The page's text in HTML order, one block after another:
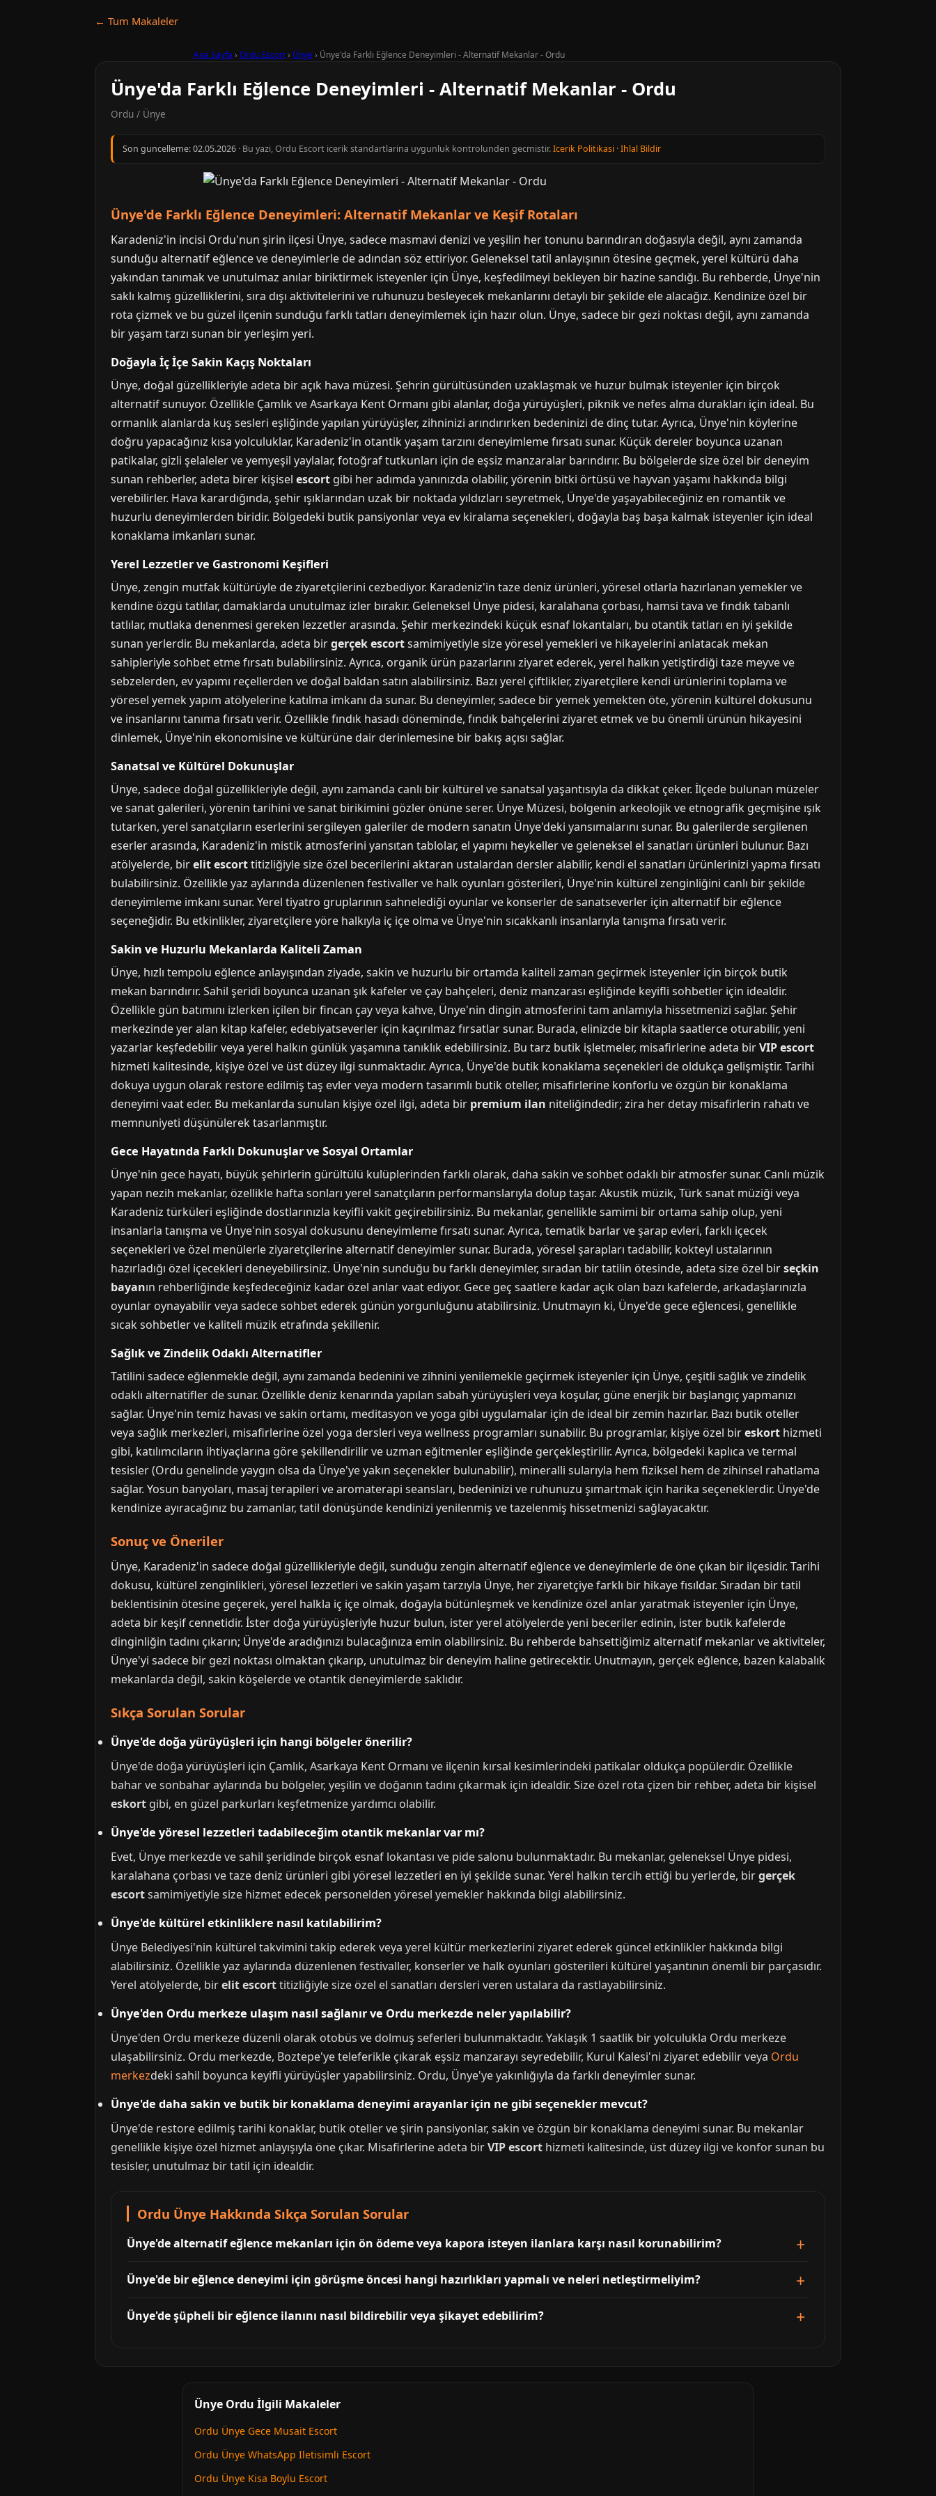
← Tum Makaleler
Ana Sayfa › Ordu Escort› Ünye› Ünye'da Farklı Eğlence Deneyimleri - Alternatif Mekanlar - Ordu
Ünye'da Farklı Eğlence Deneyimleri - Alternatif Mekanlar - Ordu
Ordu / Ünye
Son guncelleme:02.05.2026 · Bu yazi, Ordu Escort icerik standartlarina uygunluk kontrolunden gecmistir.Icerik Politikasi ·Ihlal Bildir
Ünye'de Farklı Eğlence Deneyimleri: Alternatif Mekanlar ve Keşif Rotaları
Karadeniz'in incisi Ordu'nun şirin ilçesi Ünye, sadece masmavi denizi ve yeşilin her tonunu barındıran doğasıyla değil, aynı zamanda
sunduğu alternatif eğlence ve deneyimlerle de adından söz ettiriyor. Geleneksel tatil anlayışının ötesine geçmek, yerel kültürü daha
yakından tanımak ve unutulmaz anılar biriktirmek isteyenler için Ünye, keşfedilmeyi bekleyen bir hazine sandığı. Bu rehberde, Ünye'nin
saklı kalmış güzelliklerini, sıra dışı aktivitelerini ve ruhunuzu besleyecek mekanlarını detaylı bir şekilde ele alacağız. Kendinize özel bir
rota çizmek ve bu güzel ilçenin sunduğu farklı tatları deneyimlemek için hazır olun. Ünye, sadece bir gezi noktası değil, aynı zamanda
bir yaşam tarzı sunan bir yerleşim yeri.
Doğayla İç İçe Sakin Kaçış Noktaları
Ünye, doğal güzellikleriyle adeta bir açık hava müzesi. Şehrin gürültüsünden uzaklaşmak ve huzur bulmak isteyenler için birçok
alternatif sunuyor. Özellikle Çamlık ve Asarkaya Kent Ormanı gibi alanlar, doğa yürüyüşleri, piknik ve nefes alma durakları için ideal. Bu
ormanlık alanlarda kuş sesleri eşliğinde yapılan yürüyüşler, zihninizi arındırırken bedeninizi de dinç tutar. Ayrıca, Ünye'nin köylerine
doğru yapacağınız kısa yolculuklar, Karadeniz'in otantik yaşam tarzını deneyimleme fırsatı sunar. Küçük dereler boyunca uzanan
patikalar, gizli şelaleler ve yemyeşil yaylalar, fotoğraf tutkunları için de eşsiz manzaralar barındırır. Bu bölgelerde size özel bir deneyim
sunan rehberler, adeta birer kişisel escort gibi her adımda yanınızda olabilir, yörenin bitki örtüsü ve hayvan yaşamı hakkında bilgi
verebilirler. Hava karardığında, şehir ışıklarından uzak bir noktada yıldızları seyretmek, Ünye'de yaşayabileceğiniz en romantik ve
huzurlu deneyimlerden biridir. Bölgedeki butik pansiyonlar veya ev kiralama seçenekleri, doğayla baş başa kalmak isteyenler için ideal
konaklama imkanları sunar.
Yerel Lezzetler ve Gastronomi Keşifleri
Ünye, zengin mutfak kültürüyle de ziyaretçilerini cezbediyor. Karadeniz'in taze deniz ürünleri, yöresel otlarla hazırlanan yemekler ve
kendine özgü tatlılar, damaklarda unutulmaz izler bırakır. Geleneksel Ünye pidesi, karalahana çorbası, hamsi tava ve fındık tabanlı
tatlılar, mutlaka denenmesi gereken lezzetler arasında. Şehir merkezindeki küçük esnaf lokantaları, bu otantik tatları en iyi şekilde
sunan yerlerdir. Bu mekanlarda, adeta birgerçek escortsamimiyetiyle size yöresel yemekleri ve hikayelerini anlatacak mekan
sahipleriyle sohbet etme fırsatı bulabilirsiniz. Ayrıca, organik ürün pazarlarını ziyaret ederek, yerel halkın yetiştirdiği taze meyve ve
sebzelerden, ev yapımı reçellerden ve doğal baldan satın alabilirsiniz. Bazı yerel çiftlikler, ziyaretçilere kendi ürünlerini toplama ve
yöresel yemek yapım atölyelerine katılma imkanı da sunar. Bu deneyimler, sadece bir yemek yemekten öte, yörenin kültürel dokusunu
ve insanlarını tanıma fırsatı verir. Özellikle fındık hasadı döneminde, fındık bahçelerini ziyaret etmek ve bu önemli ürünün hikayesini
dinlemek, Ünye'nin ekonomisine ve kültürüne dair derinlemesine bir bakış açısı sağlar.
Sanatsal ve Kültürel Dokunuşlar
Ünye, sadece doğal güzellikleriyle değil, aynı zamanda canlı bir kültürel ve sanatsal yaşantısıyla da dikkat çeker. İlçede bulunan müzeler
ve sanat galerileri, yörenin tarihini ve sanat birikimini gözler önüne serer. Ünye Müzesi, bölgenin arkeolojik ve etnografik geçmişine ışık
tutarken, yerel sanatçıların eserlerini sergileyen galeriler de modern sanatın Ünye'deki yansımalarını sunar. Bu galerilerde sergilenen
eserler arasında, Karadeniz'in mistik atmosferini yansıtan tablolar, el yapımı heykeller ve geleneksel el sanatları ürünleri bulunur. Bazı
atölyelerde, birelit escorttitizliğiyle size özel becerilerini aktaran ustalardan dersler alabilir, kendi el sanatları ürünlerinizi yapma fırsatı
bulabilirsiniz. Özellikle yaz aylarında düzenlenen festivaller ve halk oyunları gösterileri, Ünye'nin kültürel zenginliğini canlı bir şekilde
deneyimleme imkanı sunar. Yerel tiyatro gruplarının sahnelediği oyunlar ve konserler de sanatseverler için alternatif bir eğlence
seçeneğidir. Bu etkinlikler, ziyaretçilere yöre halkıyla iç içe olma ve Ünye'nin sıcakkanlı insanlarıyla tanışma fırsatı verir.
Sakin ve Huzurlu Mekanlarda Kaliteli Zaman
Ünye, hızlı tempolu eğlence anlayışından ziyade, sakin ve huzurlu bir ortamda kaliteli zaman geçirmek isteyenler için birçok butik
mekan barındırır. Sahil şeridi boyunca uzanan şık kafeler ve çay bahçeleri, deniz manzarası eşliğinde keyifli sohbetler için idealdir.
Özellikle gün batımını izlerken içilen bir fincan çay veya kahve, Ünye'nin dingin atmosferini tam anlamıyla hissetmenizi sağlar. Şehir
merkezinde yer alan kitap kafeler, edebiyatseverler için kaçırılmaz fırsatlar sunar. Burada, elinizde bir kitapla saatlerce oturabilir, yeni
yazarlar keşfedebilir veya yerel halkın günlük yaşamına tanıklık edebilirsiniz. Bu tarz butik işletmeler, misafirlerine adeta birVIP escort
hizmeti kalitesinde, kişiye özel ve üst düzey ilgi sunmaktadır. Ayrıca, Ünye'de butik konaklama seçenekleri de oldukça gelişmiştir. Tarihi
dokuya uygun olarak restore edilmiş taş evler veya modern tasarımlı butik oteller, misafirlerine konforlu ve özgün bir konaklama
deneyimi vaat eder. Bu mekanlarda sunulan kişiye özel ilgi, adeta bir premium ilan niteliğindedir; zira her detay misafirlerin rahatı ve
memnuniyeti düşünülerek tasarlanmıştır.
Gece Hayatında Farklı Dokunuşlar ve Sosyal Ortamlar
Ünye'nin gece hayatı, büyük şehirlerin gürültülü kulüplerinden farklı olarak, daha sakin ve sohbet odaklı bir atmosfer sunar. Canlı müzik
yapan nezih mekanlar, özellikle hafta sonları yerel sanatçıların performanslarıyla dolup taşar. Akustik müzik, Türk sanat müziği veya
Karadeniz türküleri eşliğinde dostlarınızla keyifli vakit geçirebilirsiniz. Bu mekanlar, genellikle samimi bir ortama sahip olup, yeni
insanlarla tanışma ve Ünye'nin sosyal dokusunu deneyimleme fırsatı sunar. Ayrıca, tematik barlar ve şarap evleri, farklı içecek
seçenekleri ve özel menülerle ziyaretçilerine alternatif deneyimler sunar. Burada, yöresel şarapları tadabilir, kokteyl ustalarının
hazırladığı özel içecekleri deneyebilirsiniz. Ünye'nin sunduğu bu farklı deneyimler, sıradan bir tatilin ötesinde, adeta size özel birseçkin
bayanın rehberliğinde keşfedeceğiniz kadar özel anlar vaat ediyor. Gece geç saatlere kadar açık olan bazı kafelerde, arkadaşlarınızla
oyunlar oynayabilir veya sadece sohbet ederek günün yorgunluğunu atabilirsiniz. Unutmayın ki, Ünye'de gece eğlencesi, genellikle
sıcak sohbetler ve kaliteli müzik etrafında şekillenir.
Sağlık ve Zindelik Odaklı Alternatifler
Tatilini sadece eğlenmekle değil, aynı zamanda bedenini ve zihnini yenilemekle geçirmek isteyenler için Ünye, çeşitli sağlık ve zindelik
odaklı alternatifler de sunar. Özellikle deniz kenarında yapılan sabah yürüyüşleri veya koşular, güne enerjik bir başlangıç yapmanızı
sağlar. Ünye'nin temiz havası ve sakin ortamı, meditasyon ve yoga gibi uygulamalar için de ideal bir zemin hazırlar. Bazı butik oteller
veya sağlık merkezleri, misafirlerine özel yoga dersleri veya wellness programları sunabilir. Bu programlar, kişiye özel bireskort hizmeti
gibi, katılımcıların ihtiyaçlarına göre şekillendirilir ve uzman eğitmenler eşliğinde gerçekleştirilir. Ayrıca, bölgedeki kaplıca ve termal
tesisler (Ordu genelinde yaygın olsa da Ünye'ye yakın seçenekler bulunabilir), mineralli sularıyla hem fiziksel hem de zihinsel rahatlama
sağlar. Yosun banyoları, masaj terapileri ve aromaterapi seansları, bedeninizi ve ruhunuzu şımartmak için harika seçeneklerdir. Ünye'de
kendinize ayıracağınız bu zamanlar, tatil dönüşünde kendinizi yenilenmiş ve tazelenmiş hissetmenizi sağlayacaktır.
Sonuç ve Öneriler
Ünye, Karadeniz'in sadece doğal güzellikleriyle değil, sunduğu zengin alternatif eğlence ve deneyimlerle de öne çıkan bir ilçesidir. Tarihi
dokusu, kültürel zenginlikleri, yöresel lezzetleri ve sakin yaşam tarzıyla Ünye, her ziyaretçiye farklı bir hikaye fısıldar. Sıradan bir tatil
beklentisinin ötesine geçerek, yerel halkla iç içe olmak, doğayla bütünleşmek ve kendinize özel anlar yaratmak isteyenler için Ünye,
adeta bir keşif cennetidir. İster doğa yürüyüşleriyle huzur bulun, ister yerel atölyelerde yeni beceriler edinin, ister butik kafelerde
dinginliğin tadını çıkarın; Ünye'de aradığınızı bulacağınıza emin olabilirsiniz. Bu rehberde bahsettiğimiz alternatif mekanlar ve aktiviteler,
Ünye'yi sadece bir gezi noktası olmaktan çıkarıp, unutulmaz bir deneyim haline getirecektir. Unutmayın, gerçek eğlence, bazen kalabalık
mekanlarda değil, sakin köşelerde ve otantik deneyimlerde saklıdır.
Sıkça Sorulan Sorular
Ünye'de doğa yürüyüşleri için hangi bölgeler önerilir?
Ünye'de doğa yürüyüşleri için Çamlık, Asarkaya Kent Ormanı ve ilçenin kırsal kesimlerindeki patikalar oldukça popülerdir. Özellikle
bahar ve sonbahar aylarında bu bölgeler, yeşilin ve doğanın tadını çıkarmak için idealdir. Size özel rota çizen bir rehber, adeta bir kişisel
eskort gibi, en güzel parkurları keşfetmenize yardımcı olabilir.
Ünye'de yöresel lezzetleri tadabileceğim otantik mekanlar var mı?
Evet, Ünye merkezde ve sahil şeridinde birçok esnaf lokantası ve pide salonu bulunmaktadır. Bu mekanlar, geleneksel Ünye pidesi,
karalahana çorbası ve taze deniz ürünleri gibi yöresel lezzetleri en iyi şekilde sunar. Yerel halkın tercih ettiği bu yerlerde, birgerçek
escortsamimiyetiyle size hizmet edecek personelden yöresel yemekler hakkında bilgi alabilirsiniz.
Ünye'de kültürel etkinliklere nasıl katılabilirim?
Ünye Belediyesi'nin kültürel takvimini takip ederek veya yerel kültür merkezlerini ziyaret ederek güncel etkinlikler hakkında bilgi
alabilirsiniz. Özellikle yaz aylarında düzenlenen festivaller, konserler ve halk oyunları gösterileri kültürel yaşantının önemli bir parçasıdır.
Yerel atölyelerde, birelit escorttitizliğiyle size özel el sanatları dersleri veren ustalara da rastlayabilirsiniz.
Ünye'den Ordu merkeze ulaşım nasıl sağlanır ve Ordu merkezde neler yapılabilir?
Ünye'den Ordu merkeze düzenli olarak otobüs ve dolmuş seferleri bulunmaktadır. Yaklaşık 1 saatlik bir yolculukla Ordu merkeze
ulaşabilirsiniz. Ordu merkezde, Boztepe'ye teleferikle çıkarak eşsiz manzarayı seyredebilir, Kurul Kalesi'ni ziyaret edebilir veya Ordu
merkezdeki sahil boyunca keyifli yürüyüşler yapabilirsiniz. Ordu, Ünye'ye yakınlığıyla da farklı deneyimler sunar.
Ünye'de daha sakin ve butik bir konaklama deneyimi arayanlar için ne gibi seçenekler mevcut?
Ünye'de restore edilmiş tarihi konaklar, butik oteller ve şirin pansiyonlar, sakin ve özgün bir konaklama deneyimi sunar. Bu mekanlar
genellikle kişiye özel hizmet anlayışıyla öne çıkar. Misafirlerine adeta birVIP escort hizmeti kalitesinde, üst düzey ilgi ve konfor sunan bu
tesisler, unutulmaz bir tatil için idealdir.
Ordu Ünye Hakkında Sıkça Sorulan Sorular
Ünye'de alternatif eğlence mekanları için ön ödeme veya kapora isteyen ilanlara karşı nasıl korunabilirim?
Ünye'de bir eğlence deneyimi için görüşme öncesi hangi hazırlıkları yapmalı ve neleri netleştirmeliyim?
Ünye'de şüpheli bir eğlence ilanını nasıl bildirebilir veya şikayet edebilirim?
Ünye Ordu İlgili Makaleler
Ordu Ünye Gece Musait Escort
Ordu Ünye WhatsApp Iletisimli Escort
Ordu Ünye Kisa Boylu Escort